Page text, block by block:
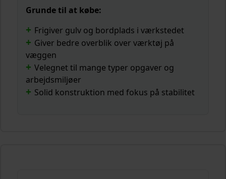
Grunde til at købe:
Frigiver gulv og bordplads i værkstedet
Giver bedre overblik over værktøj på
væggen
Velegnet til mange typer opgaver og
arbejdsmiljøer
Solid konstruktion med fokus på stabilitet